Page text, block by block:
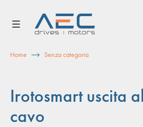
content
Home Senza categoria
Irotosmart uscita
cavo